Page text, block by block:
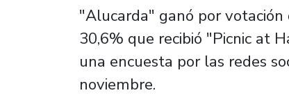
"Alucarda" ganó por
30,6% que recibió "Picnic at
una encuesta por las redes
noviembre.